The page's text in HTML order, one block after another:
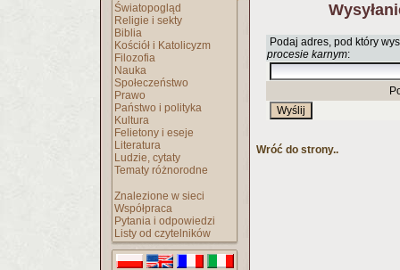
Światopogląd
Religie i sekty
Biblia
Kościół i Katolicyzm
Filozofia
Nauka
Społeczeństwo
Prawo
Państwo i polityka
Kultura
Felietony i eseje
Literatura
Ludzie, cytaty
Tematy różnorodne
Znalezione w sieci
Współpraca
Pytania i odpowiedzi
Listy od czytelników
Podaj adres, pod który
procesie karnym:
Wróć do strony..